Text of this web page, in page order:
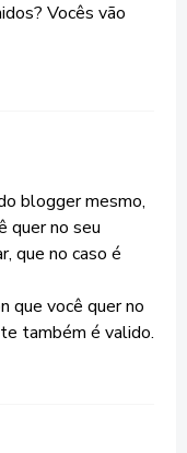
Vocês vão
blogger mesmo,
quer no seu
que no caso é
que você quer no
também é valido.